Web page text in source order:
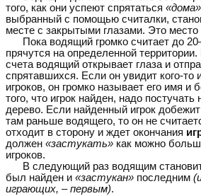
того, как они успеют спрятаться «дома»
выбранный с помощью считалки,
месте с закрытыми глазами. Это место
Пока водящий громко считает до
прячутся на определенной
счета водящий открывает глаза и
спрятавшихся. Если он увидит кого-то
игроков, он громко называет его имя и
того, что игрок найден, надо постучать
дерево. Если найденный игрок
там раньше водящего, то он не
отходит в сторону и ждет окончания
должен «застукать» как можно
игроков.
В следующий раз водящим
был найден и «застукан» последним
играющих, – первым).